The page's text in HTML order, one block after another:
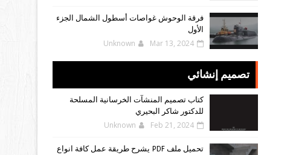
فرقة الوحوش غواصات أسطول الشمال الجزء
الأول
Unknown Mar 13, 2024
تصميم إنشائي
كتاب تصميم المنشآت الخرسانية المسلحة
للدكتور شاكر البحيري
Unknown Feb 21, 2024
تحميل ملف PDF يشرح طريقة عمل كافة انواع